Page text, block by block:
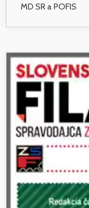
MD SR a POFIS